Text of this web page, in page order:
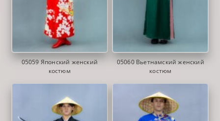
05059 Японский женский
костюм
05060 Вьетнамский женский
костюм